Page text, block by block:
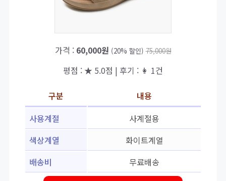
가격 : 60,000원 (20% 할인) 75,000원
평점 : ★ 5.0점 | 후기 : 👩 1건
구분
내용
사용계절
사계절용
색상계열
화이트계열
배송비
무료배송